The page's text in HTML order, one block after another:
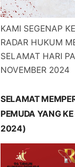
KAMI SEGENAP
RADAR HUKUM
SELAMAT HARI
NOVEMBER 2024
SELAMAT
PEMUDA YANG
2024)